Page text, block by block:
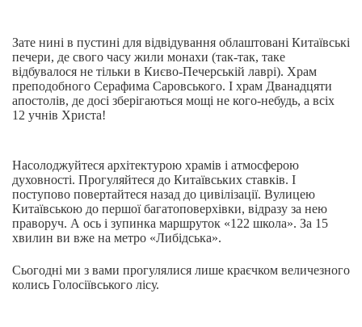
Зате нині в пустині для відвідування облаштовані Китаївські
печери, де свого часу жили монахи (так-так, таке
відбувалося не тільки в Києво-Печерській лаврі). Храм
преподобного Серафима Саровського. І храм Дванадцяти
апостолів, де досі зберігаються мощі не кого-небудь, а всіх
12 учнів Христа!
Насолоджуйтеся архітектурою храмів і атмосферою
духовності. Прогуляйтеся до Китаївських ставків. І
поступово повертайтеся назад до цивілізації. Вулицею
Китаївською до першої багатоповерхівки, відразу за нею
праворуч. А ось і зупинка маршруток «122 школа». За 15
хвилин ви вже на метро «Либідська».
Сьогодні ми з вами прогулялися лише краєчком величезного
колись Голосіївського лісу.